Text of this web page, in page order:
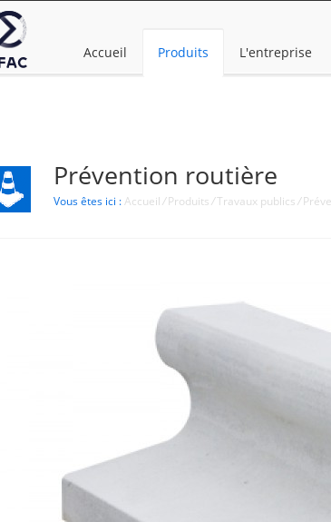
Accueil Produits L'entreprise
Prévention routière
Vous êtes ici :Accueil/Produits/Travaux publics/